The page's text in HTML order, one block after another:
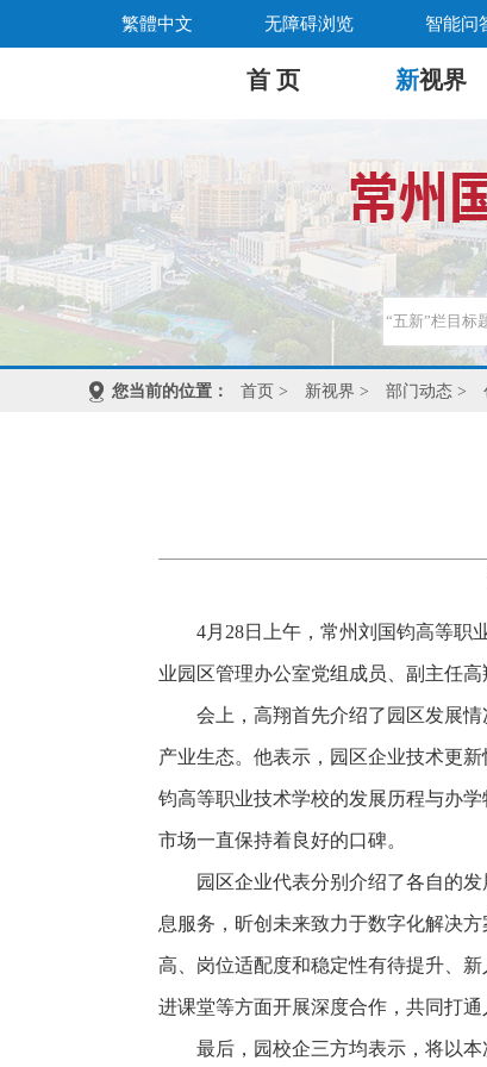
繁體中文 无障碍浏览 智能问
首 页 新视界
您当前的位置： 首页 > 新视界 > 部门动态 >
4月28日上午，常州刘国钧高等职
业园区管理办公室党组成员、副主任
会上，高翔首先介绍了园区发展
产业生态。他表示，园区企业技术更
钧高等职业技术学校的发展历程与办
市场一直保持着良好的口碑。
园区企业代表分别介绍了各自的
息服务，昕创未来致力于数字化解决
高、岗位适配度和稳定性有待提升、
进课堂等方面开展深度合作，共同打通
最后，园校企三方均表示，将以